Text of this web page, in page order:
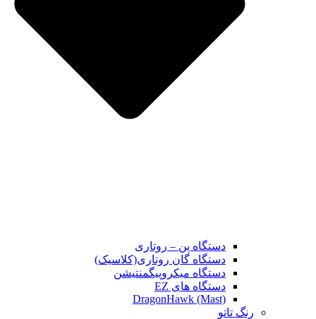
دستگاه پن – روتاری
دستگاه گان روتاری(کلاسیک)
دستگاه میکروپیگمنتیشن
دستگاه های EZ
DragonHawk (Mast)
رنگ تاتو